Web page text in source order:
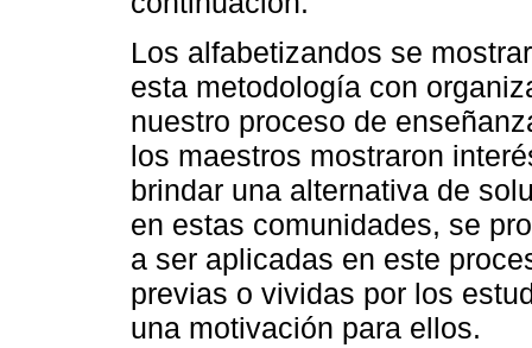
Los alfabetizandos se
esta metodología con
nuestro proceso de
los maestros mostraron
brindar una alternativa de
en estas comunidades, se
a ser aplicadas en este
previas o vividas por los
una motivación para ellos.